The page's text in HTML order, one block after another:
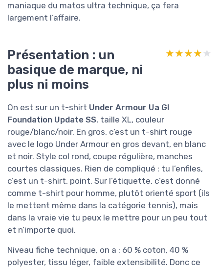
maniaque du matos ultra technique, ça fera
largement l’affaire.
Présentation : un
basique de marque, ni
plus ni moins
★★★★★
★★★★★
On est sur un t-shirt Under Armour Ua Gl
Foundation Update SS, taille XL, couleur
rouge/blanc/noir. En gros, c’est un t-shirt rouge
avec le logo Under Armour en gros devant, en blanc
et noir. Style col rond, coupe régulière, manches
courtes classiques. Rien de compliqué : tu l’enfiles,
c’est un t-shirt, point. Sur l’étiquette, c’est donné
comme t-shirt pour homme, plutôt orienté sport (ils
le mettent même dans la catégorie tennis), mais
dans la vraie vie tu peux le mettre pour un peu tout
et n’importe quoi.
Niveau fiche technique, on a : 60 % coton, 40 %
polyester, tissu léger, faible extensibilité. Donc ce